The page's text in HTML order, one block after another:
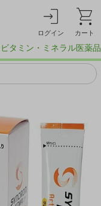
ログイン カート
ビタミン・ミネラル医薬品